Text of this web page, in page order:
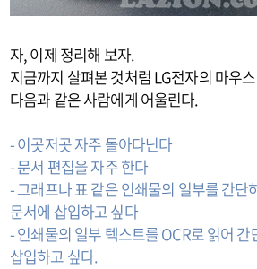
자, 이제 정리해 보자.
지금까지 살펴본 것처럼 LG전자의 마우
다음과 같은 사람에게 어울린다.
- 이곳저곳 자주 돌아다닌다
- 문서 편집을 자주 한다
- 그래프나 표 같은 인쇄물의 일부를 간단
문서에 삽입하고 싶다
- 인쇄물의 일부 텍스트를 OCR로 읽어
삽입하고 싶다.